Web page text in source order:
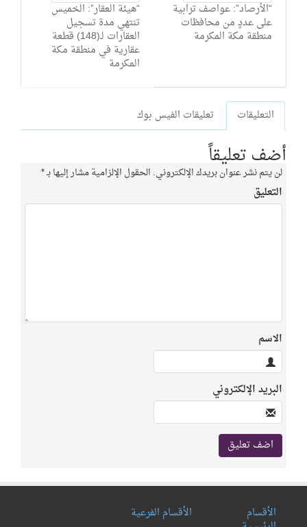
“هيئة العقار”: الخميس
تنتهي مدة تسجيل
العقارات لـ(148) قطعة
عقارية في منطقة مكة
المكرمة
“الأرصاد”: عواصف ترابية
على عددٍ من محافظات
منطقة مكة المكرمة
التعليقات تعليقات الفيس بوك
أضف تعليقاً
لن يتم نشر عنوان بريدك الإلكتروني. الحقول الإلزامية مشار إليها بـ*
التعليق
الاسم
البريد الإلكتروني
الأقسام الأقسام الفرعية